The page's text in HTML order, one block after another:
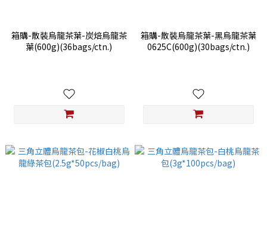
箱購-散裝烏龍茶葉-炭焙烏龍茶
葉(600g)(36bags/ctn.)
箱購-散裝烏龍茶葉-黑烏龍茶葉
0625C(600g)(30bags/ctn.)